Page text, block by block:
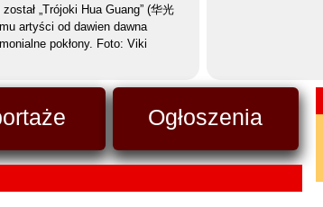
„Trójoki Hua Guang” (华光
artyści od dawien dawna
pokłony. Foto: Viki
Ogłoszenia